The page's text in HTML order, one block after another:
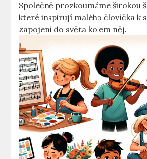
Společně prozkoumáme širokou
které inspirují malého človíčka k
zapojení do světa kolem něj.